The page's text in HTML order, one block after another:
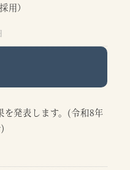
用）
を発表します。(令和8年